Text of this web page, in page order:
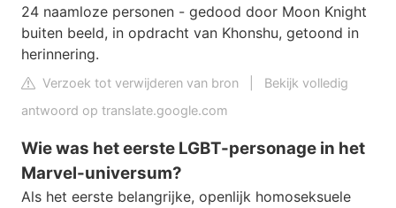
24 naamloze personen - gedood door Moon Knight
buiten beeld, in opdracht van Khonshu, getoond in
herinnering.
Verzoek tot verwijderen van bron
Bekijk volledig
antwoord op translate.google.com
Wie was het eerste LGBT-personage in het
Marvel-universum?
Als het eerste belangrijke, openlijk homoseksuele